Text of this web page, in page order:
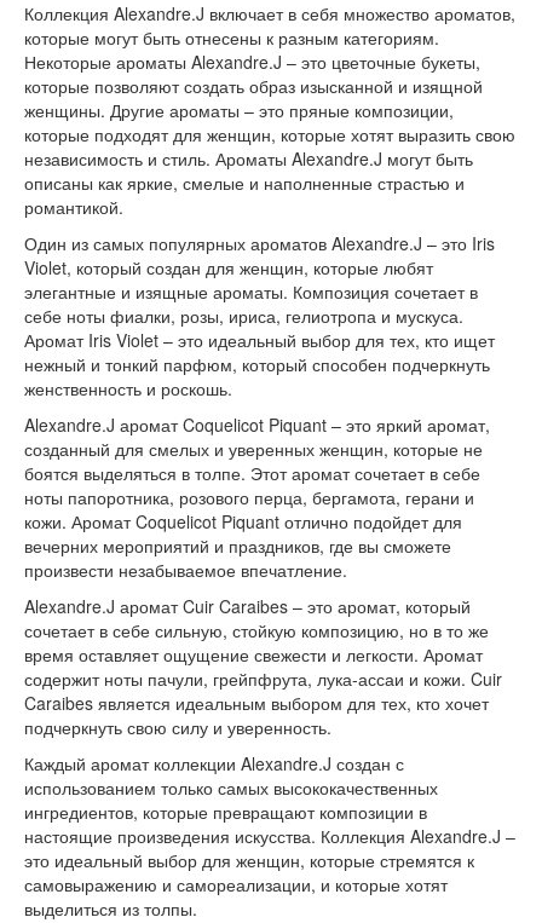
Коллекция Alexandre.J включает в себя множество ароматов,
которые могут быть отнесены к разным категориям.
Некоторые ароматы Alexandre.J – это цветочные букеты,
которые позволяют создать образ изысканной и изящной
женщины. Другие ароматы – это пряные композиции,
которые подходят для женщин, которые хотят выразить свою
независимость и стиль. Ароматы Alexandre.J могут быть
описаны как яркие, смелые и наполненные страстью и
романтикой.
Один из самых популярных ароматов Alexandre.J – это Iris
Violet, который создан для женщин, которые любят
элегантные и изящные ароматы. Композиция сочетает в
себе ноты фиалки, розы, ириса, гелиотропа и мускуса.
Аромат Iris Violet – это идеальный выбор для тех, кто ищет
нежный и тонкий парфюм, который способен подчеркнуть
женственность и роскошь.
Alexandre.J аромат Coquelicot Piquant – это яркий аромат,
созданный для смелых и уверенных женщин, которые не
боятся выделяться в толпе. Этот аромат сочетает в себе
ноты папоротника, розового перца, бергамота, герани и
кожи. Аромат Coquelicot Piquant отлично подойдет для
вечерних мероприятий и праздников, где вы сможете
произвести незабываемое впечатление.
Alexandre.J аромат Cuir Caraibes – это аромат, который
сочетает в себе сильную, стойкую композицию, но в то же
время оставляет ощущение свежести и легкости. Аромат
содержит ноты пачули, грейпфрута, лука-ассаи и кожи. Cuir
Caraibes является идеальным выбором для тех, кто хочет
подчеркнуть свою силу и уверенность.
Каждый аромат коллекции Alexandre.J создан с
использованием только самых высококачественных
ингредиентов, которые превращают композиции в
настоящие произведения искусства. Коллекция Alexandre.J –
это идеальный выбор для женщин, которые стремятся к
самовыражению и самореализации, и которые хотят
выделиться из толпы.